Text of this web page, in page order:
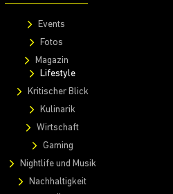
Events
Fotos
Magazin
Lifestyle
Kritischer Blick
Kulinarik
Wirtschaft
Gaming
Nightlife und Musik
Nachhaltigkeit